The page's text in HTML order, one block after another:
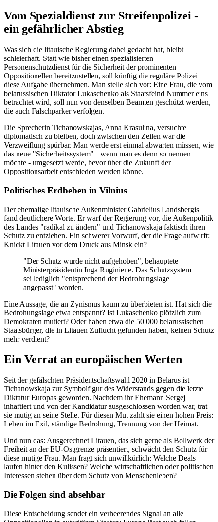
Vom Spezialdienst zur Streifenpolizei -
ein gefährlicher Abstieg
Was sich die litauische Regierung dabei gedacht hat, bleibt
schleierhaft. Statt wie bisher einen spezialisierten
Personenschutzdienst für die Sicherheit der prominenten
Oppositionellen bereitzustellen, soll künftig die reguläre Polizei
diese Aufgabe übernehmen. Man stelle sich vor: Eine Frau, die vom
belarussischen Diktator Lukaschenko als Staatsfeind Nummer eins
betrachtet wird, soll nun von denselben Beamten geschützt werden,
die auch Falschparker verfolgen.
Die Sprecherin Tichanowskajas, Anna Krasulina, versuchte
diplomatisch zu bleiben, doch zwischen den Zeilen war die
Verzweiflung spürbar. Man werde erst einmal abwarten müssen, wie
das neue "Sicherheitssystem" - wenn man es denn so nennen
möchte - umgesetzt werde, bevor über die Zukunft der
Oppositionsarbeit entschieden werden könne.
Politisches Erdbeben in Vilnius
Der ehemalige litauische Außenminister Gabrielius Landsbergis
fand deutlichere Worte. Er warf der Regierung vor, die Außenpolitik
des Landes "radikal zu ändern" und Tichanowskaja faktisch ihren
Schutz zu entziehen. Ein schwerer Vorwurf, der die Frage aufwirft:
Knickt Litauen vor dem Druck aus Minsk ein?
"Der Schutz wurde nicht aufgehoben", behauptete
Ministerpräsidentin Inga Ruginiene. Das Schutzsystem
sei lediglich "entsprechend der Bedrohungslage
angepasst" worden.
Eine Aussage, die an Zynismus kaum zu überbieten ist. Hat sich die
Bedrohungslage etwa entspannt? Ist Lukaschenko plötzlich zum
Demokraten mutiert? Oder haben etwa die 50.000 belarussischen
Staatsbürger, die in Litauen Zuflucht gefunden haben, keinen Schutz
mehr verdient?
Ein Verrat an europäischen Werten
Seit der gefälschten Präsidentschaftswahl 2020 in Belarus ist
Tichanowskaja zur Symbolfigur des Widerstands gegen die letzte
Diktatur Europas geworden. Nachdem ihr Ehemann Sergej
inhaftiert und von der Kandidatur ausgeschlossen worden war, trat
sie mutig an seine Stelle. Für diesen Mut zahlt sie einen hohen Preis:
Leben im Exil, ständige Bedrohung, Trennung von der Heimat.
Und nun das: Ausgerechnet Litauen, das sich gerne als Bollwerk der
Freiheit an der EU-Ostgrenze präsentiert, schwächt den Schutz für
diese mutige Frau. Man fragt sich unwillkürlich: Welche Deals
laufen hinter den Kulissen? Welche wirtschaftlichen oder politischen
Interessen stehen über dem Schutz von Menschenleben?
Die Folgen sind absehbar
Diese Entscheidung sendet ein verheerendes Signal an alle